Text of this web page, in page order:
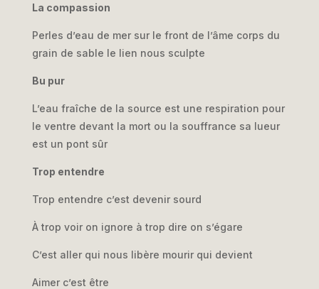
La compassion
Perles d’eau de mer sur le front de l’âme corps du
grain de sable le lien nous sculpte
Bu pur
L’eau fraîche de la source est une respiration pour
le ventre devant la mort ou la souffrance sa lueur
est un pont sûr
Trop entendre
Trop entendre c’est devenir sourd
À trop voir on ignore à trop dire on s’égare
C’est aller qui nous libère mourir qui devient
Aimer c’est être